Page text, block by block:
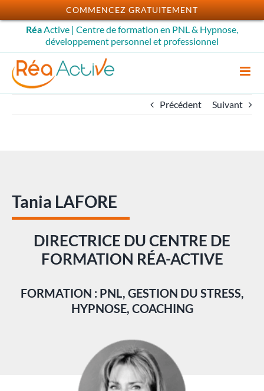
Passer
au
contenu
RéaActive | Centre de formation en PNL & Hypnose,
développement personnel et professionnel
Précédent Suivant
Tania LAFORE
DIRECTRICE DU CENTRE DE
FORMATION RÉA-ACTIVE
FORMATION : PNL, GESTION DU STRESS,
HYPNOSE, COACHING
COMMENCEZ GRATUITEMENT